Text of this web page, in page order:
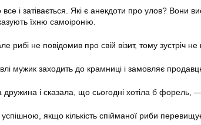
і затівається. Які є анекдоти про улов? Вони
їхню самоіронію.
рибі не повідомив про свій візит, тому зустріч не
мужик заходить до крамниці і замовляє
і сказала, що сьогодні хотіла б форель,
якщо кількість спійманої риби перевищує